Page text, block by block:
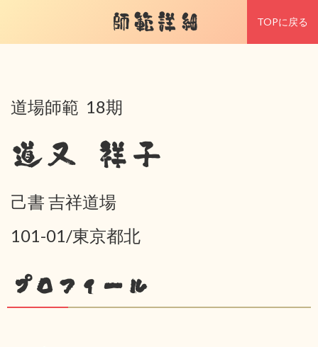
師範詳細 TOPに戻る
道場師範 18期
道又 祥子
己書 吉祥道場
101-01/東京都北
プロフィール